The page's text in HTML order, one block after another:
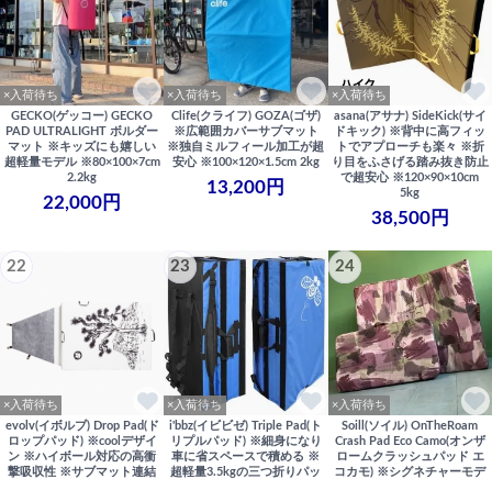
×入荷待ち
GECKO(ゲッコー) GECKO
PAD ULTRALIGHT ボルダー
マット ※キッズにも嬉しい
超軽量モデル ※80×100×7cm
2.2kg
22,000円
×入荷待ち
Clife(クライフ) GOZA(ゴザ)
※広範囲カバーサブマット
※独自ミルフィール加工が超
安心 ※100×120×1.5cm 2kg
13,200円
×入荷待ち
asana(アサナ) SideKick(サイ
ドキック) ※背中に高フィッ
トでアプローチも楽々 ※折
り目をふさげる踏み抜き防止
で超安心 ※120×90×10cm
5kg
38,500円
22
×入荷待ち
evolv(イボルブ) Drop Pad(ド
ロップパッド) ※coolデザイ
ン ※ハイボール対応の高衝
撃吸収性 ※サブマット連結
23
×入荷待ち
i'bbz(イビビゼ) Triple Pad(ト
リプルパッド) ※細身になり
車に省スペースで積める ※
超軽量3.5kgの三つ折りパッ
24
×入荷待ち
Soill(ソイル) OnTheRoam
Crash Pad Eco Camo(オンザ
ロームクラッシュパッド エ
コカモ) ※シグネチャーモデ